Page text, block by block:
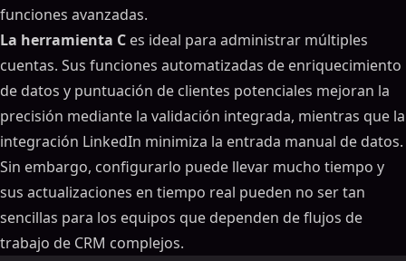
funciones avanzadas.
La herramienta C es ideal para administrar múltiples
cuentas. Sus funciones automatizadas de enriquecimiento
de datos y puntuación de clientes potenciales mejoran la
precisión mediante la validación integrada, mientras que la
integración LinkedIn minimiza la entrada manual de datos.
Sin embargo, configurarlo puede llevar mucho tiempo y
sus actualizaciones en tiempo real pueden no ser tan
sencillas para los equipos que dependen de flujos de
trabajo de CRM complejos.